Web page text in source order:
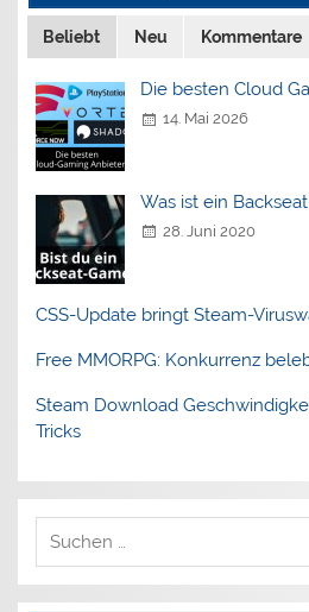
Beliebt Neu Kommentare
Die besten Cloud
14. Mai 2026
Was ist ein
28. Juni 2020
CSS-Update bringt Steam-
Free MMORPG: Konkurrenz
Steam Download
Tricks